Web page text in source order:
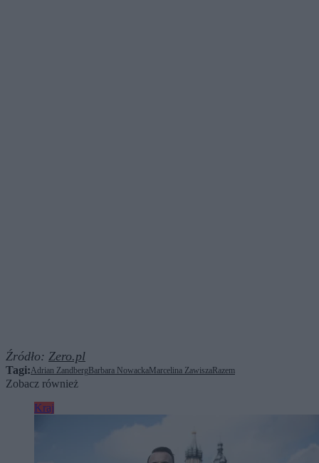
Źródło: Zero.pl
Tagi:Adrian ZandbergBarbara NowackaMarcelina ZawiszaRazem
Zobacz również
Kraj